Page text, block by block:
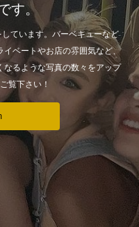
す。
ています。バーベキューなど
イベートやお店の雰囲気など、
なるような写真の数々をアップ
覧下さい！